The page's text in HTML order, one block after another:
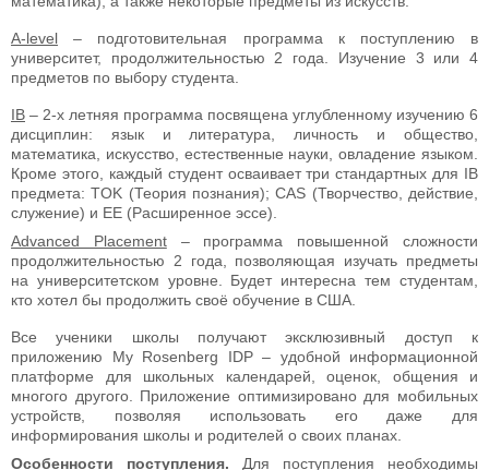
A-level – подготовительная программа к поступлению в
университет, продолжительностью 2 года. Изучение 3 или 4
предметов по выбору студента.
IB – 2-х летняя программа посвящена углубленному изучению 6
дисциплин: язык и литература, личность и общество,
математика, искусство, естественные науки, овладение языком.
Кроме этого, каждый студент осваивает три стандартных для IB
предмета: TOK (Теория познания); CAS (Творчество, действие,
служение) и EE (Расширенное эссе).
Advanced Placement– программа повышенной сложности
продолжительностью 2 года, позволяющая изучать предметы
на университетском уровне. Будет интересна тем студентам,
кто хотел бы продолжить своё обучение в США.
Все ученики школы получают эксклюзивный доступ к
приложению My Rosenberg IDP – удобной информационной
платформе для школьных календарей, оценок, общения и
многого другого. Приложение оптимизировано для мобильных
устройств, позволяя использовать его даже для
информирования школы и родителей о своих планах.
Особенности поступления. Для поступления необходимы